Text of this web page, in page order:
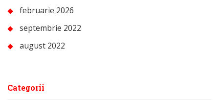
februarie 2026
septembrie 2022
august 2022
Categorii